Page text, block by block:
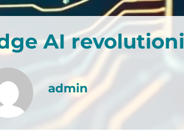
AI
admin